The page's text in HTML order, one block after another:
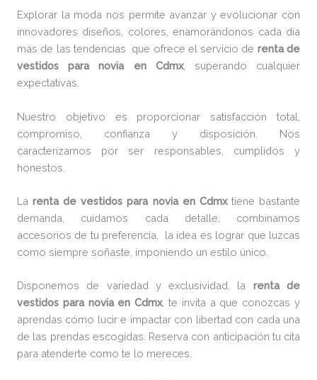
Explorar la moda nos permite avanzar y evolucionar con
innovadores diseños, colores, enamorándonos cada día
más de las tendencias que ofrece el servicio de renta de
vestidos para novia en Cdmx, superando cualquier
expectativas.
Nuestro objetivo es proporcionar satisfacción total,
compromiso, confianza y disposición. Nos
caracterizamos por ser responsables, cumplidos y
honestos.
Larenta de vestidos para novia en Cdmx tiene bastante
demanda, cuidamos cada detalle, combinamos
accesorios de tu preferencia, la idea es lograr que luzcas
como siempre soñaste, imponiendo un estilo único.
Disponemos de variedad y exclusividad, la renta de
vestidos para novia en Cdmx, te invita a que conozcas y
aprendas cómo lucir e impactar con libertad con cada una
de las prendas escogidas. Reserva con anticipación tu cita
para atenderte como te lo mereces.